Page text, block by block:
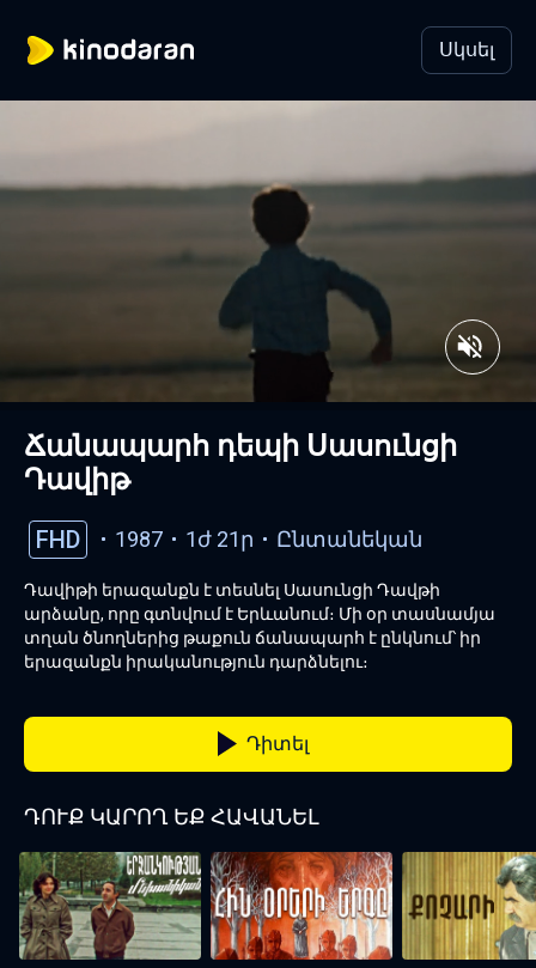
Սկսել
Ճանապարհ դեպի Սասունցի
Դավիթ
FHD 1987 1ժ 21ր Ընտանեկան
Դավիթի երազանքն է տեսնել Սասունցի Դավթի
արձանը, որը գտնվում է Երևանում։ Մի օր տասնամյա
տղան ծնողներից թաքուն ճանապարհ է ընկնում՝ իր
երազանքն իրականություն դարձնելու։
Դիտել
ԴՈՒՔ ԿԱՐՈՂ ԵՔ ՀԱՎԱՆԵԼ